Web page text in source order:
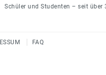
Schüler und Studenten – seit über
FAQ